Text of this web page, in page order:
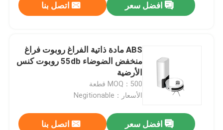
افضل سعر اتصل بنا
ABS مادة ذاتية الفراغ روبوت فراغ
منخفض الضوضاء 55db روبوت كنس
الأرضية
MOQ：500 قطعة
الأسعار：Negitionable
افضل سعر اتصل بنا